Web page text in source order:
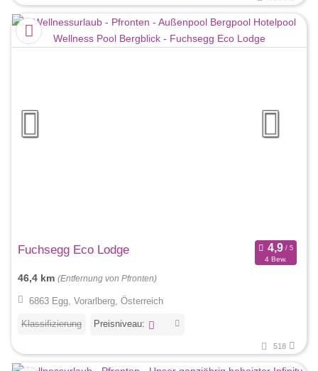
Fuchsegg Eco Lodge
4 Bew.
46,4 km (Entfernung von Pfronten)
6863 Egg, Vorarlberg, Österreich
Klassifizierung Preisniveau:
518